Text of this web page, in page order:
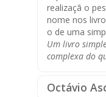
realizaçã o
nome nos
o de uma
Um livro
complexa do
Octávio